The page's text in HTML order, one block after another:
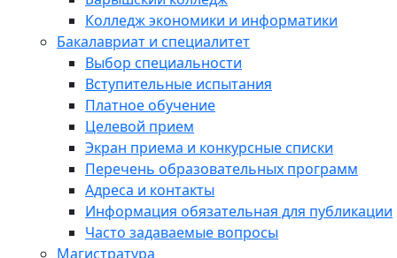
Колледж экономики и информатики
Бакалавриат и специалитет
Выбор специальности
Вступительные испытания
Платное обучение
Целевой прием
Экран приема и конкурсные списки
Перечень образовательных программ
Адреса и контакты
Информация обязательная для публикации
Часто задаваемые вопросы
Магистратура